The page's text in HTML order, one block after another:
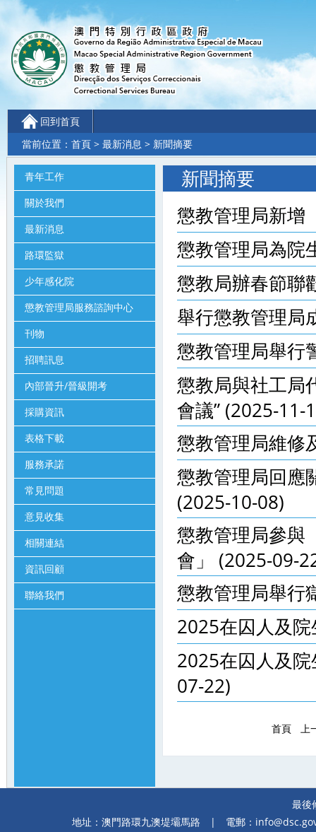
回到首頁
當前位置： 首頁 > 最新消息 > 新聞摘要
青年工作
關於我們
最新消息
路環監獄
少年感化院
懲教管理局服務諮詢中心
刊物
招聘訊息
內部晉升/晉級開考
採購資訊
表格下載
服務承諾
常見問題
意見收集
相關連結
資訊回顧
聯絡我們
新聞摘要
懲教管理局新增
懲教管理局為院
懲教局辦春節聯
舉行懲教管理局
懲教管理局舉行
懲教局與社工局
會議” (2025-11-
懲教管理局維修
懲教管理局回應
(2025-10-08)
懲教管理局參與
會」 (2025-09-
懲教管理局舉行
2025在囚人及
2025在囚人及
07-22)
首頁 上
最後
地址：澳門路環九澳堤壩馬路 | 電郵：